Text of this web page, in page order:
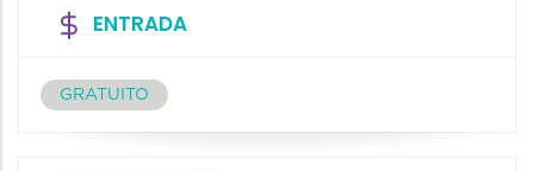
ENTRADA
GRATUITO